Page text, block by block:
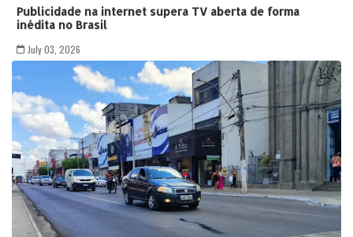
Publicidade na internet supera TV aberta de forma
inédita no Brasil
July 03, 2026